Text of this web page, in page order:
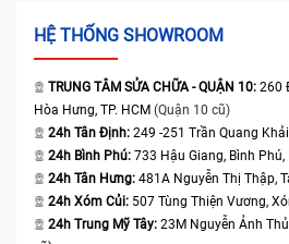
HỆ THỐNG SHOWROOM
TRUNG TÂM SỬA CHỮA - QUẬN 10: 260
Hòa Hưng, TP. HCM (Quận 10 cũ)
24h Tân Định: 249 -251 Trần Quang
24h Bình Phú: 733 Hậu Giang, Bình Phú,
24h Tân Hưng: 481A Nguyễn Thị Thập,
24h Xóm Củi: 507 Tùng Thiện Vương,
24h Trung Mỹ Tây: 23M Nguyễn Ảnh